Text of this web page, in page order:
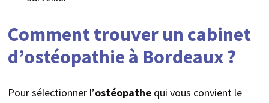
Comment trouver un cabinet
d’ostéopathie à Bordeaux ?
Pour sélectionner l’ostéopathequi vous convient le